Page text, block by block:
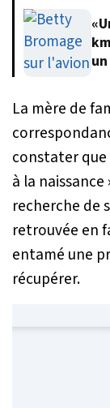
La mère de
constater
à la naissance
recherche de
retrouvée en
entamé une
récupérer.